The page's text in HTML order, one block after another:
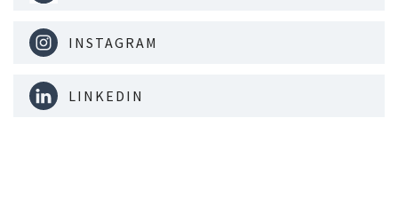
INSTAGRAM
LINKEDIN